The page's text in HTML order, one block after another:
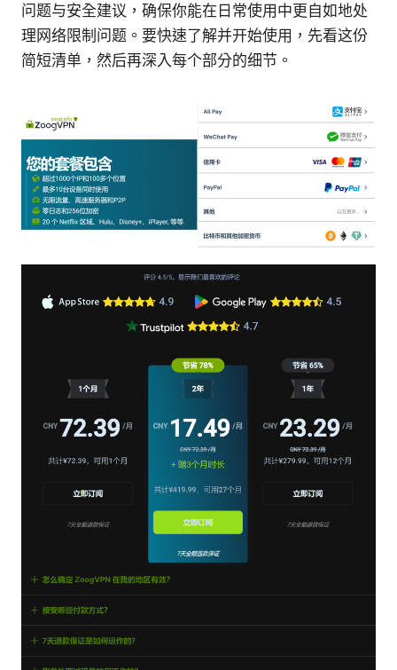
问题与安全建议，确保你能在日常使用中更自如地处
理网络限制问题。要快速了解并开始使用，先看这份
简短清单，然后再深入每个部分的细节。